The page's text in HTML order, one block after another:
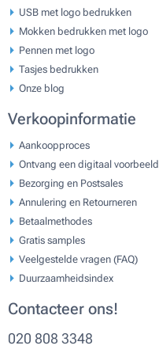
USB met logo bedrukken
Mokken bedrukken met logo
Pennen met logo
Tasjes bedrukken
Onze blog
Verkoopinformatie
Aankoopproces
Ontvang een digitaal voorbeeld
Bezorging en Postsales
Annulering en Retourneren
Betaalmethodes
Gratis samples
Veelgestelde vragen (FAQ)
Duurzaamheidsindex
Contacteer ons!
020 808 3348